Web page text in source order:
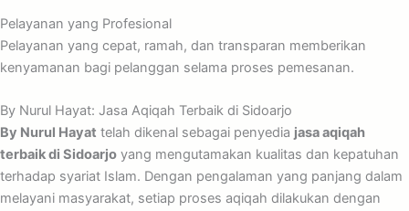
Pelayanan yang Profesional
Pelayanan yang cepat, ramah, dan transparan memberikan
kenyamanan bagi pelanggan selama proses pemesanan.
By Nurul Hayat: Jasa Aqiqah Terbaik di Sidoarjo
By Nurul Hayat telah dikenal sebagai penyedia jasa aqiqah
terbaik di Sidoarjo yang mengutamakan kualitas dan kepatuhan
terhadap syariat Islam. Dengan pengalaman yang panjang dalam
melayani masyarakat, setiap proses aqiqah dilakukan dengan